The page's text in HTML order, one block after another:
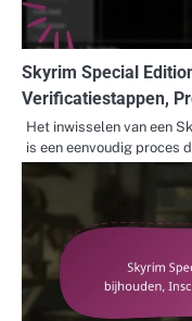
Skyrim Special
Verificatiestappen,
Het inwisselen van een
is een eenvoudig proces